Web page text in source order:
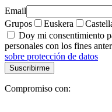
Email
Grupos
Euskera
Doy mi consentimiento
personales con los fines
sobre protección de datos
Compromiso con: